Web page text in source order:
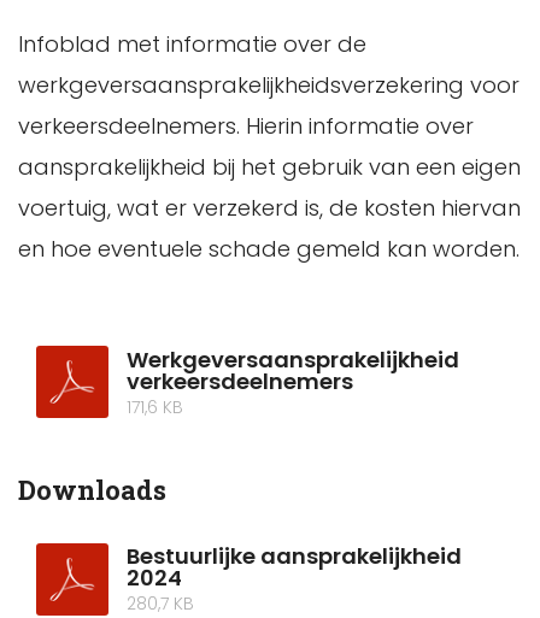
Infoblad met informatie over de
werkgeversaansprakelijkheidsverzekering voor
verkeersdeelnemers. Hierin informatie over
aansprakelijkheid bij het gebruik van een eigen
voertuig, wat er verzekerd is, de kosten hiervan
en hoe eventuele schade gemeld kan worden.
Werkgeversaansprakelijkheid
verkeersdeelnemers
171,6 KB
Downloads
Bestuurlijke aansprakelijkheid
2024
280,7 KB